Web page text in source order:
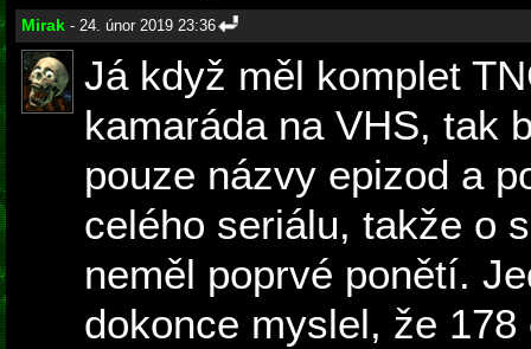
Mirak - 24. únor 2019 23:36
Já když měl komplet
kamaráda na VHS, tak
pouze názvy epizod a
celého seriálu, takže o
neměl poprvé ponětí.
dokonce myslel, že